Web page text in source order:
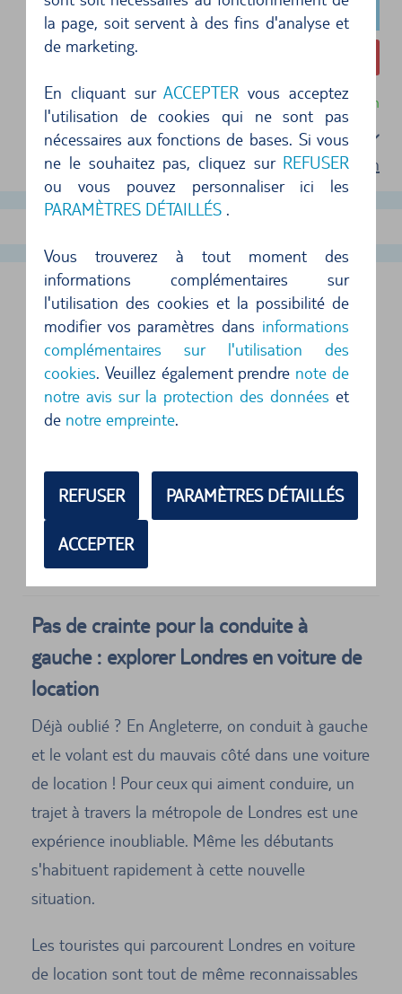
la page, soit servent à des fins d'analyse et
de marketing.
En cliquant surACCEPTER vous acceptez
l'utilisation de cookies qui ne sont pas
nécessaires aux fonctions de bases. Si vous
ne le souhaitez pas, cliquez sur REFUSER
ou vous pouvez personnaliser ici les
PARAMÈTRES DÉTAILLÉS.
Vous trouverez à tout moment des
informations complémentaires sur
l'utilisation des cookies et la possibilité de
modifier vos paramètres dans informations
complémentaires sur l'utilisation des
cookies. Veuillez également prendre note de
notre avis sur la protection des données et
de notre empreinte.
REFUSER PARAMÈTRES DÉTAILLÉS
ACCEPTER
Annulation gratuite jusqu'à 24 heures avant la location
Sélectionnez un forfait
Conditions d'utilisation
LONDRES-KINGS CROSS BUREAU EN
VILLE, GRANDE-BRETAGNE
LES AGENCES DE LOCATION DE VOITURES
SUIVANTES SONT SITUÉES SUR LE SITE
Adresse physique
Europcar
136 - 150 Pentonville Road
Kings Cross
N1 9JE Londres
Pas de crainte pour la conduite à
gauche : explorer Londres en voiture de
location
Déjà oublié ? En Angleterre, on conduit à gauche
et le volant est du mauvais côté dans une voiture
de location ! Pour ceux qui aiment conduire, un
trajet à travers la métropole de Londres est une
expérience inoubliable. Même les débutants
s'habituent rapidement à cette nouvelle
situation.
Les touristes qui parcourent Londres en voiture
de location sont tout de même reconnaissables